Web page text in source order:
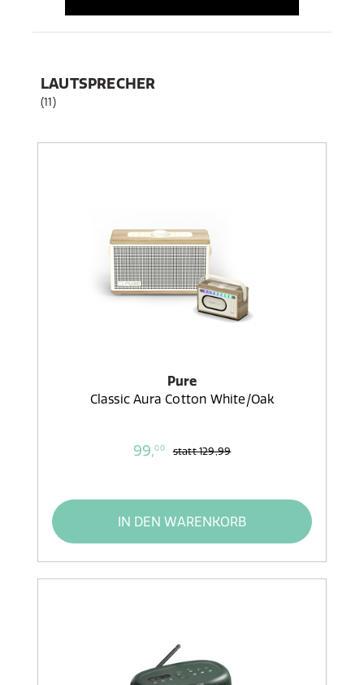
LAUTSPRECHER
(11)
Pure
Classic Aura Cotton White/Oak
99,00 statt129,99
IN DEN WARENKORB